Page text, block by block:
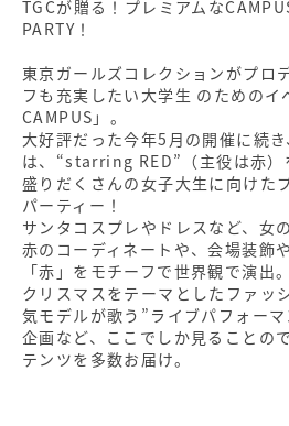
TGCが贈る！プレミアムな
PARTY！
東京ガールズコレクションがプロ
フも充実したい大学生 のためのイ
CAMPUS」。
大好評だった今年5月の開催に続
は、“starring RED”（主役は赤）
盛りだくさんの女子大生に向けた
パーティー！
サンタコスプレやドレスなど、女
赤のコーディネートや、会場装飾
「赤」をモチーフで世界観で演出。
クリスマスをテーマとしたファッ
気モデルが歌う”ライブパフォー
企画など、ここでしか見ることの
テンツを多数お届け。